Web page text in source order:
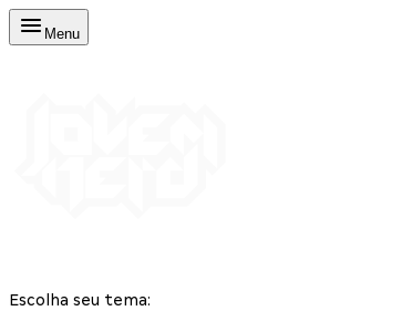
Menu
Escolha seu tema: